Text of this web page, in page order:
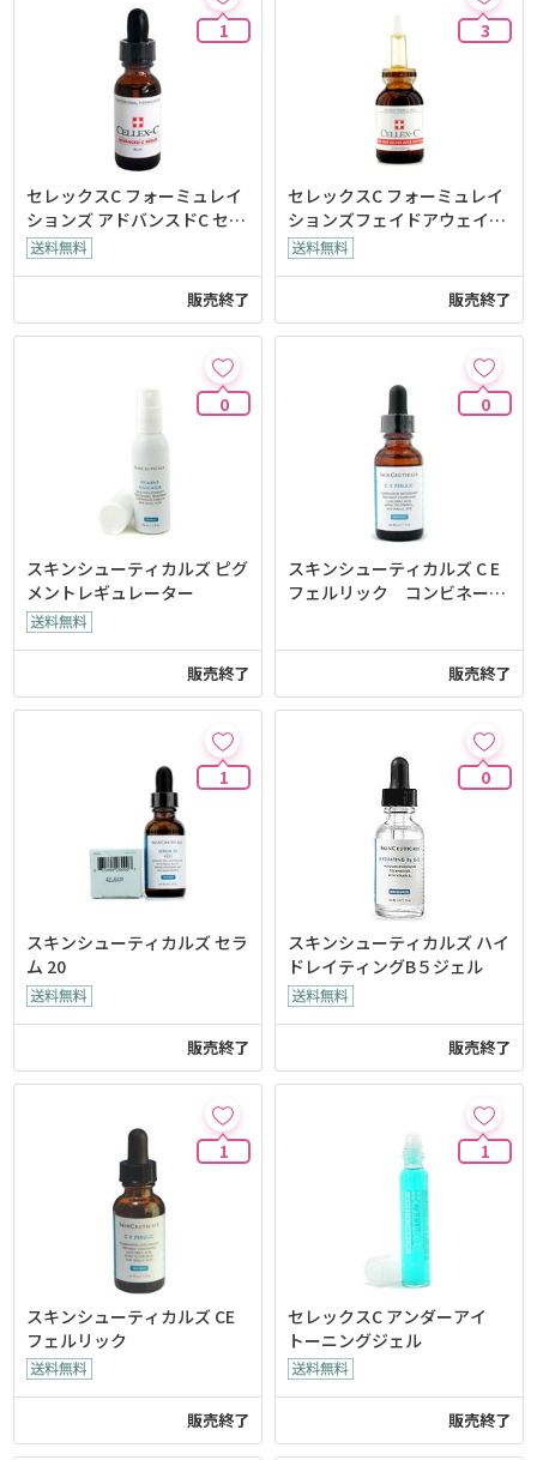
1
セレックスC フォーミュレイ
ションズ アドバンスドC セラ
ム
販売終了
3
セレックスC フォーミュレイ
ションズフェイドアウェイジ
ェル
販売終了
0
スキンシューティカルズ ピグ
メントレギュレーター
販売終了
0
スキンシューティカルズ C E
フェルリック コンビネーシ
販売終了
1
スキンシューティカルズ セラ
ム 20
販売終了
0
スキンシューティカルズ ハイ
ドレイティングB５ジェル
販売終了
1
スキンシューティカルズ CE
フェルリック
販売終了
1
セレックスC アンダーアイ
トーニングジェル
販売終了